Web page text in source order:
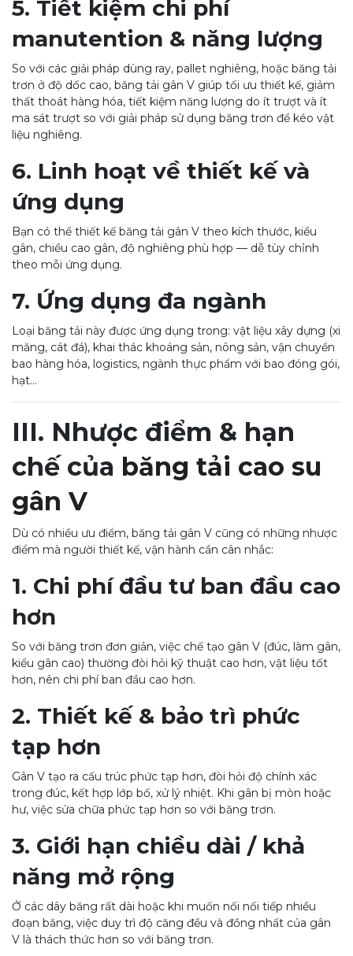
5. Tiết kiệm chi phí
manutention & năng lượng
So với các giải pháp dùng ray, pallet nghiêng, hoặc băng tải
trơn ở độ dốc cao, băng tải gân V giúp tối ưu thiết kế, giảm
thất thoát hàng hóa, tiết kiệm năng lượng do ít trượt và ít
ma sát trượt so với giải pháp sử dụng băng trơn để kéo vật
liệu nghiêng.
6. Linh hoạt về thiết kế và
ứng dụng
Bạn có thể thiết kế băng tải gân V theo kích thước, kiểu
gân, chiều cao gân, độ nghiêng phù hợp — dễ tùy chỉnh
theo mỗi ứng dụng.
7. Ứng dụng đa ngành
Loại băng tải này được ứng dụng trong: vật liệu xây dựng (xi
măng, cát đá), khai thác khoáng sản, nông sản, vận chuyển
bao hàng hóa, logistics, ngành thực phẩm với bao đóng gói,
hạt…
III. Nhược điểm & hạn
chế của băng tải cao su
gân V
Dù có nhiều ưu điểm, băng tải gân V cũng có những nhược
điểm mà người thiết kế, vận hành cần cân nhắc:
1. Chi phí đầu tư ban đầu cao
hơn
So với băng trơn đơn giản, việc chế tạo gân V (đúc, làm gân,
kiểu gân cao) thường đòi hỏi kỹ thuật cao hơn, vật liệu tốt
hơn, nên chi phí ban đầu cao hơn.
2. Thiết kế & bảo trì phức
tạp hơn
Gân V tạo ra cấu trúc phức tạp hơn, đòi hỏi độ chính xác
trong đúc, kết hợp lớp bố, xử lý nhiệt. Khi gân bị mòn hoặc
hư, việc sửa chữa phức tạp hơn so với băng trơn.
3. Giới hạn chiều dài / khả
năng mở rộng
Ở các dây băng rất dài hoặc khi muốn nối nối tiếp nhiều
đoạn băng, việc duy trì độ căng đều và đồng nhất của gân
V là thách thức hơn so với băng trơn.